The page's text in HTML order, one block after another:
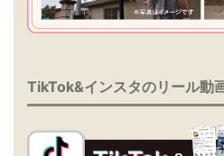
TikTok&インスタのリール動